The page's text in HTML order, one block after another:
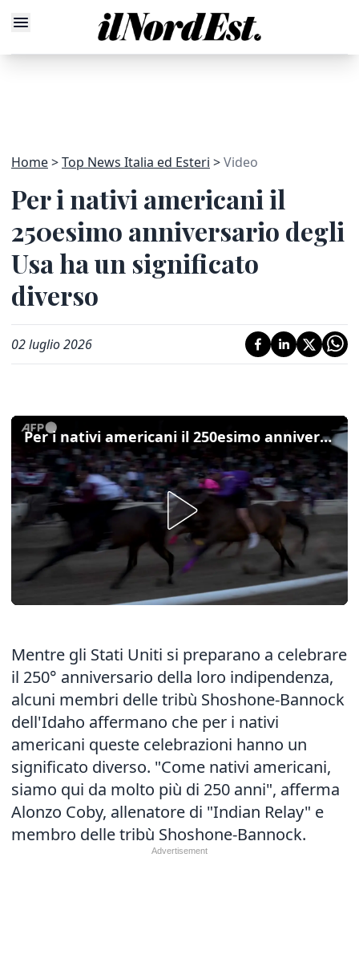
Home Top News Italia ed Esteri Video
Per i nativi americani il
250esimo anniversario degli
Usa ha un significato
diverso
02 luglio 2026
Per i nativi americani il 250esimo anniversario degli Usa ha un significato diverso
Mentre gli Stati Uniti si preparano a celebrare
il 250° anniversario della loro indipendenza,
alcuni membri delle tribù Shoshone-Bannock
dell'Idaho affermano che per i nativi
americani queste celebrazioni hanno un
significato diverso. "Come nativi americani,
siamo qui da molto più di 250 anni", afferma
Alonzo Coby, allenatore di "Indian Relay" e
membro delle tribù Shoshone-Bannock.